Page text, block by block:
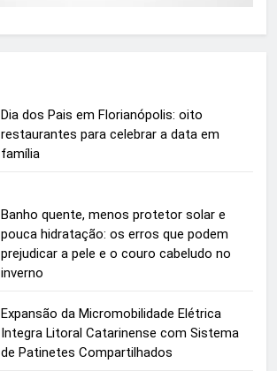
Dia dos Pais em Florianópolis: oito
restaurantes para celebrar a data em
família
Banho quente, menos protetor solar e
pouca hidratação: os erros que podem
prejudicar a pele e o couro cabeludo no
inverno
Expansão da Micromobilidade Elétrica
Integra Litoral Catarinense com Sistema
de Patinetes Compartilhados